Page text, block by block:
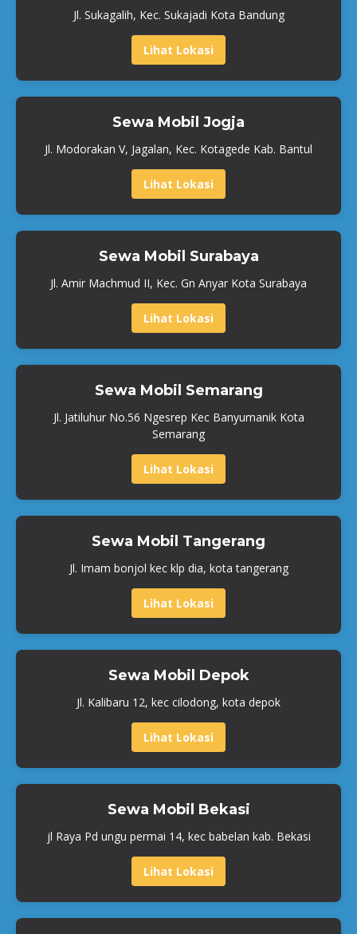
Jl. Sukagalih, Kec. Sukajadi Kota Bandung
Lihat Lokasi
Sewa Mobil Jogja
Jl. Modorakan V, Jagalan, Kec. Kotagede Kab. Bantul
Lihat Lokasi
Sewa Mobil Surabaya
Jl. Amir Machmud II, Kec. Gn Anyar Kota Surabaya
Lihat Lokasi
Sewa Mobil Semarang
Jl. Jatiluhur No.56 Ngesrep Kec Banyumanik Kota
Semarang
Lihat Lokasi
Sewa Mobil Tangerang
Jl. Imam bonjol kec klp dia, kota tangerang
Lihat Lokasi
Sewa Mobil Depok
Jl. Kalibaru 12, kec cilodong, kota depok
Lihat Lokasi
Sewa Mobil Bekasi
jl Raya Pd ungu permai 14, kec babelan kab. Bekasi
Lihat Lokasi